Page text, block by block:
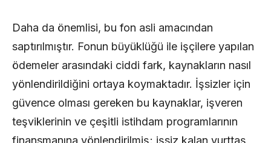
Daha da önemlisi, bu fon asli amacından
saptırılmıştır. Fonun büyüklüğü ile işçilere yapılan
ödemeler arasındaki ciddi fark, kaynakların nasıl
yönlendirildiğini ortaya koymaktadır. İşsizler için
güvence olması gereken bu kaynaklar, işveren
teşviklerinin ve çeşitli istihdam programlarının
finansmanına yönlendirilmiş; işsiz kalan yurttaş